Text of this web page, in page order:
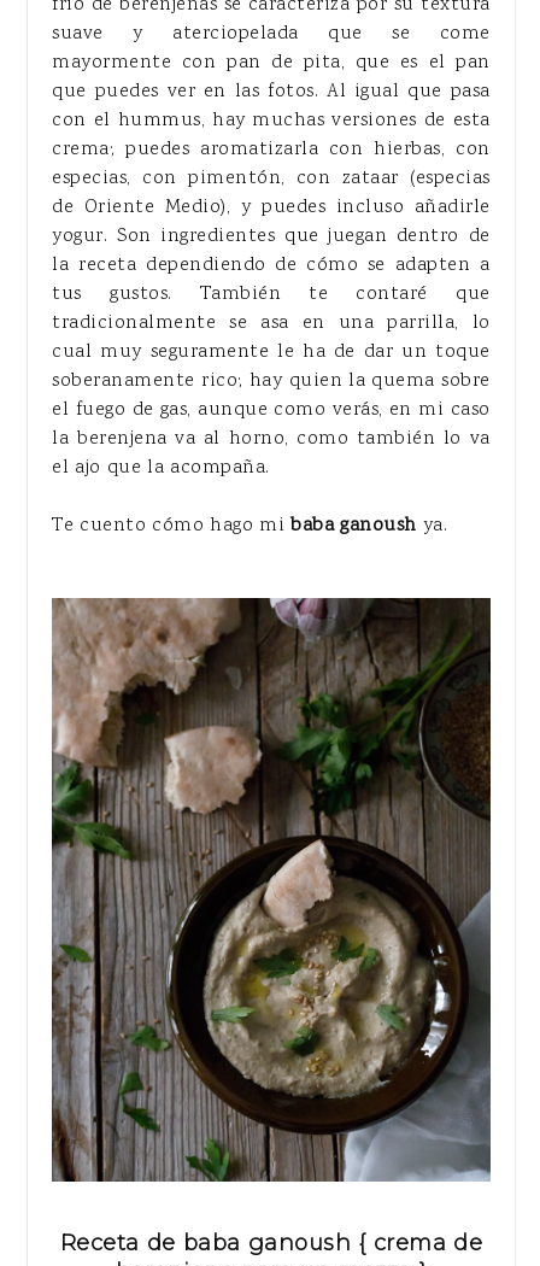
suave y aterciopelada que se come
mayormente con pan de pita, que es el pan
que puedes ver en las fotos. Al igual que pasa
con el hummus, hay muchas versiones de esta
crema; puedes aromatizarla con hierbas, con
especias, con pimentón, con zataar (especias
de Oriente Medio), y puedes incluso añadirle
yogur. Son ingredientes que juegan dentro de
la receta dependiendo de cómo se adapten a
tus gustos. También te contaré que
tradicionalmente se asa en una parrilla, lo
cual muy seguramente le ha de dar un toque
soberanamente rico; hay quien la quema sobre
el fuego de gas, aunque como verás, en mi caso
la berenjena va al horno, como también lo va
el ajo que la acompaña.
Te cuento cómo hago mibaba ganoush ya.
Receta de baba ganoush { crema de